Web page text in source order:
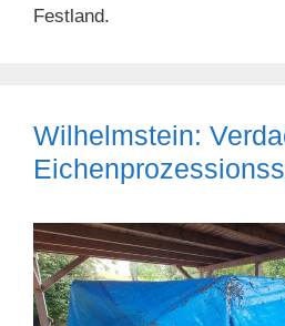
Festland.
Wilhelmstein: